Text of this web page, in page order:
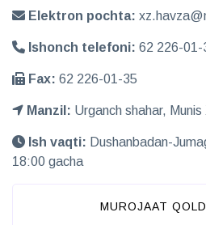
Elektron pochta:
Ishonch telefoni: 62 226-01-
Fax: 62 226-01-35
Manzil: Urganch shahar,
Ish vaqti: Dushanbadan-
18:00 gacha
MUROJAAT